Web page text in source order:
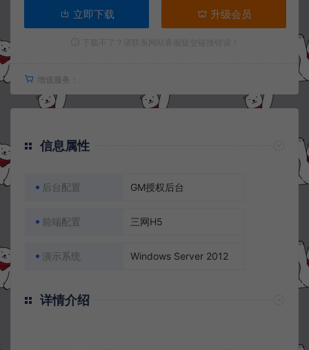
立即下载 升级会员
增值服务：
信息属性
后台配置 GM授权后台
前端配置 三网H5
演示系统 Windows Server 2012
详情介绍